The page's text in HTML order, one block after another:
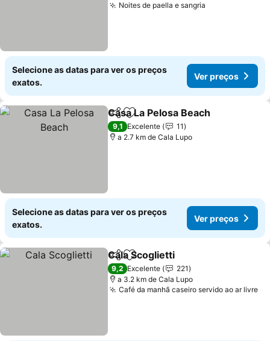
Noites de paella e sangria
Selecione as datas para ver os preços
exatos.
Ver preços
PartilharAdicionar aos favoritos
Casa La Pelosa Beach
9,1 Excelente
11
a 2.7 km de Cala Lupo
Selecione as datas para ver os preços
exatos.
Ver preços
PartilharAdicionar aos favoritos
Cala Scoglietti
9,2 Excelente
221
a 3.2 km de Cala Lupo
Café da manhã caseiro servido ao ar livre